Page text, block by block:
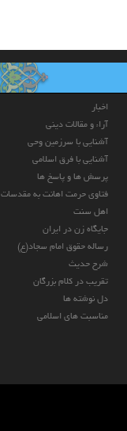
اخبار
آراء و مقالات دینی
آشنایی با سرزمین وحی
آشنایی با فرق اسلامی
پرسش ها و پاسخ ها
فتاوی حرمت اهانت به مقدسات
اهل سنت
جایگاه زن در ایران
رساله حقوق امام سجاد(ع)
شرح حدیث
تقریب در کلام بزرگان
دل نوشته ها
مناسبت های اسلامی